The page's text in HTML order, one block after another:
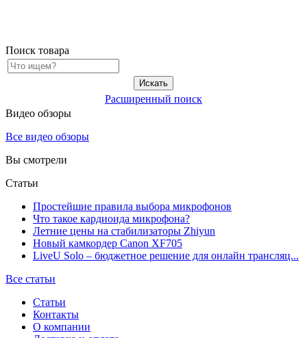
Поиск товара
Расширенный поиск
Видео обзоры
Все видео обзоры
Вы смотрели
Статьи
Простейшие правила выбора микрофонов
Что такое кардиоида микрофона?
Летние цены на стабилизаторы Zhiyun
Новый камкордер Canon XF705
LiveU Solo – бюджетное решение для онлайн трансляц...
Все статьи
Статьи
Контакты
О компании